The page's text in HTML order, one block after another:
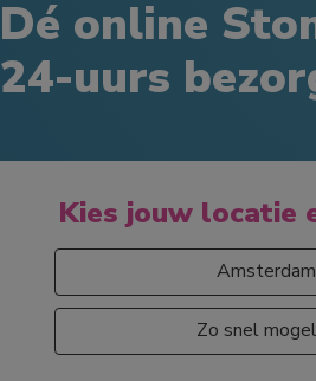
Dé online
24-uurs
Kies jouw locatie
Amsterdam
Zo snel